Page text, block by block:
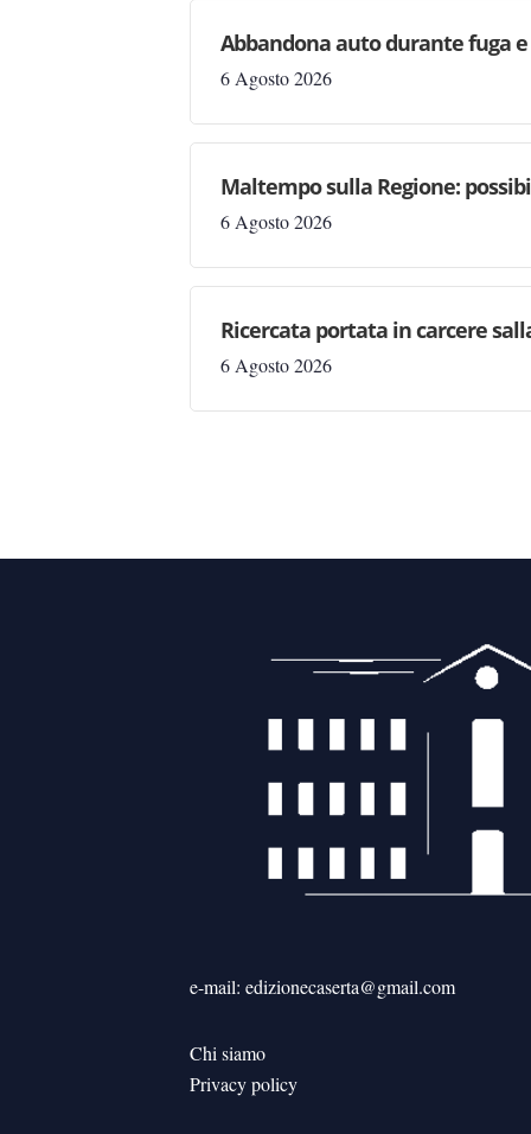
Abbandona auto durante fuga
6 Agosto 2026
Maltempo sulla Regione:
6 Agosto 2026
Ricercata portata in carcere
6 Agosto 2026
e-mail: edizionecaserta@gmail.com
Chi siamo
Privacy policy